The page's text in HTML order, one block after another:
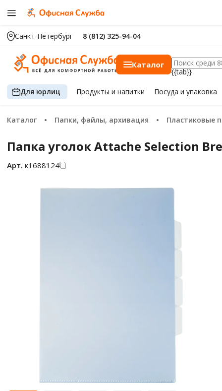
Санкт-Петербург 8 (812) 325-94-04
Каталог
{{tab}}
Для юрлиц Продуктыи напитки Посуда и упаковка
Каталог Папки, файлы, архивация Пластиковые
Папка уголок Attache Selection
Арт. к1688124